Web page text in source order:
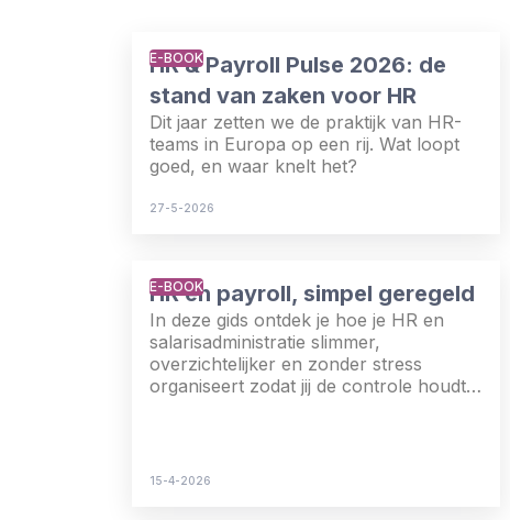
E-BOOK
HR & Payroll Pulse 2026: de
stand van zaken voor HR
Dit jaar zetten we de praktijk van HR-
teams in Europa op een rij. Wat loopt
goed, en waar knelt het?
27-5-2026
E-BOOK
HR en payroll, simpel geregeld
In deze gids ontdek je hoe je HR en
salarisadministratie slimmer,
overzichtelijker en zonder stress
organiseert zodat jij de controle houdt
15-4-2026